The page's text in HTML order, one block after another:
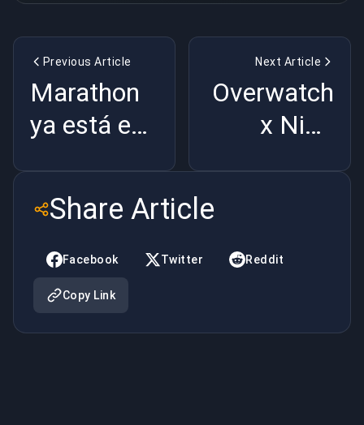
Previous Article
Marathon
ya está en
puro caos |
BuyBoosting
Next Article
Overwatch
x NieR
de Dinero?
Share Article
Facebook Twitter Reddit
Copy Link